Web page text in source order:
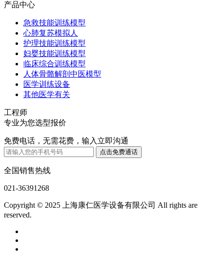
产品中心
急救技能训练模型
心肺复苏模拟人
护理技能训练模型
妇婴技能训练模型
临床综合训练模型
人体骨骼解剖中医模型
医学训练设备
其他医学有关
工程师
专业为您选型报价
免费电话，无需花费，输入立即沟通
全国销售热线
021-36391268
Copyright © 2025 上海康仁医学设备有限公司 All rights are
reserved.